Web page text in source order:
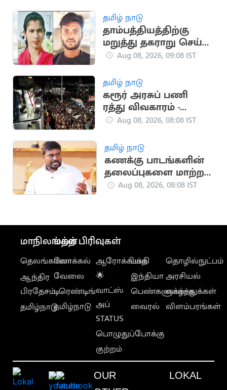
தமிழ் நாடு
தாம்பத்தியத்திற்கு
மறுத்து தகராறு செய்த
மனைவி கொலை:
Aug 08, 2026, 09:08 IST
தமிழ் நாடு
கரூர் அரசுப் பணி
ரத்து விவகாரம் -
ஆக.14ல் விசாரணை
Aug 08, 2026, 08:08 IST
தமிழ் நாடு
கணக்கு பாடங்களின்
தலைப்புகளை மாற்ற
திட்டமிட்டுள்ளோம்..
Aug 08, 2026, 08:08 IST
மாநிலங்கள்
தெலங்கானா
ஆந்திர
பிரதேசம்
தமிழ்நாடு
மற்ற பிரிவுகள்
லோக்கல்
வேலை
டிரெண்டிங்
தமிழ்நாடு
ஆரோக்கியம்
🌟
வாட்ஸ்
அப்
STATUS
பொழுதுப்போக்கு
குற்றம்
பக்தி
இந்தியா
பெண்களுக்காக
வைரல்
தொழில்நுட்பம்
அரசியல்
வாழ்த்துக்கள்
விளம்பரங்கள்
OUR
LOKAL